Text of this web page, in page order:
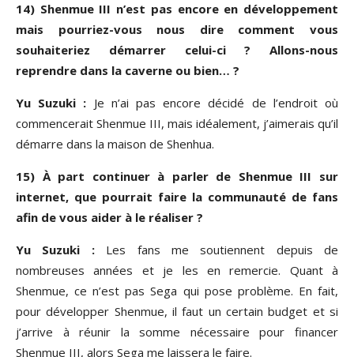
14) Shenmue III n’est pas encore en développement
mais pourriez-vous nous dire comment vous
souhaiteriez démarrer celui-ci ? Allons-nous
reprendre dans la caverne ou bien… ?
Yu Suzuki : Je n’ai pas encore décidé de l’endroit où
commencerait Shenmue III, mais idéalement, j’aimerais qu’il
démarre dans la maison de Shenhua.
15) À part continuer à parler de Shenmue III sur
internet, que pourrait faire la communauté de fans
afin de vous aider à le réaliser ?
Yu Suzuki :Les fans me soutiennent depuis de
nombreuses années et je les en remercie. Quant à
Shenmue, ce n’est pas Sega qui pose problème. En fait,
pour développer Shenmue, il faut un certain budget et si
j’arrive à réunir la somme nécessaire pour financer
Shenmue III, alors Sega me laissera le faire.